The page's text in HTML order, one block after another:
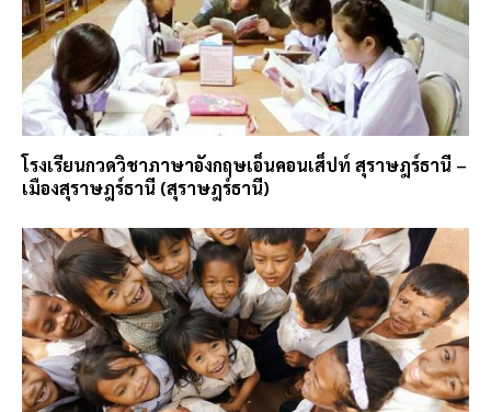
โรงเรียนกวดวิชาภาษาอังกฤษเอ็นคอนเส็ปท์ สุราษฎร์ธานี –
เมืองสุราษฎร์ธานี (สุราษฎร์ธานี)